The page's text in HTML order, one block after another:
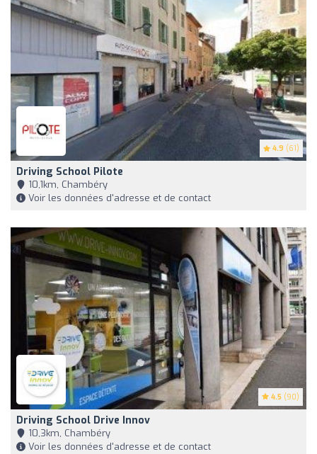
4.9 (61)
Driving School Pilote
10,1km, Chambéry
Voir les données d'adresse et de contact
4.5 (90)
Driving School Drive Innov
10,3km, Chambéry
Voir les données d'adresse et de contact